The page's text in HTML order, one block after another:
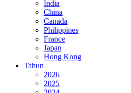
India
China
Canada
Philippines
France
Japan
Hong Kong
Tahun
2026
2025